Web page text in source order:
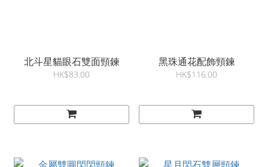
北斗星貓眼石雙面頸鍊
HK$83.00
黑珠通花配飾頸鍊
HK$116.00